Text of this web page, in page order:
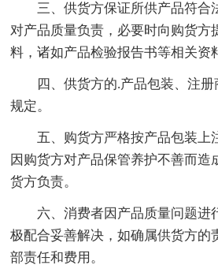
三、供货方保证所供产品符合
对产品质量负责，必要时向购货方
料，诸如产品检验报告书等相关资
四、供货方的.产品包装、注
规定。
五、购货方严格按产品包装上
因购货方对产品保管养护不善而造
货方负责。
六、消费者因产品质量问题进
极配合妥善解决，如确属供货方的
部责任和费用。